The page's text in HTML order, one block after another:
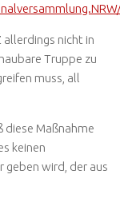
allerdings nicht in
Truppe zu
muss, all
diese Maßnahme
keinen
wird, der aus